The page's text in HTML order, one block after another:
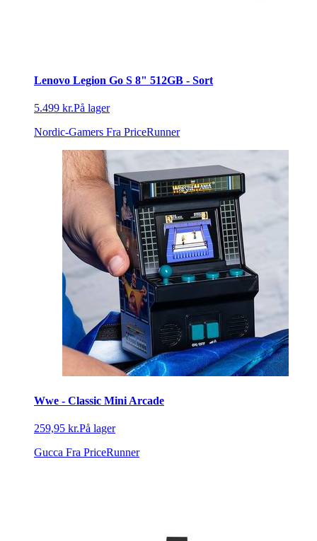
Lenovo Legion Go S 8" 512GB - Sort
5.499 kr.På lager
Nordic-Gamers Fra PriceRunner
Wwe - Classic Mini Arcade
259,95 kr.På lager
Gucca Fra PriceRunner